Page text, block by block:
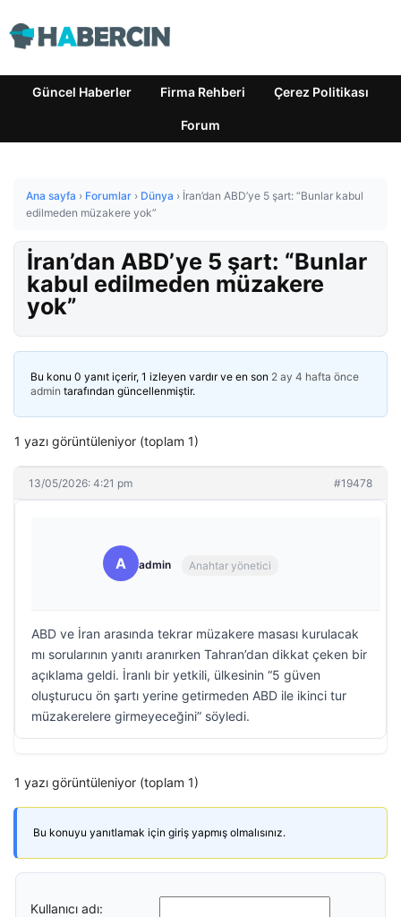
Güncel Haberler Firma Rehberi Çerez Politikası
Forum
Ana sayfa › Forumlar › Dünya › İran’dan ABD’ye 5 şart: “Bunlar kabul
edilmeden müzakere yok”
İran’dan ABD’ye 5 şart: “Bunlar
kabul edilmeden müzakere
yok”
Bu konu 0 yanıt içerir, 1 izleyen vardır ve en son 2 ay 4 hafta önce
admin tarafından güncellenmiştir.
1 yazı görüntüleniyor (toplam 1)
13/05/2026: 4:21 pm #19478
A admin Anahtar yönetici
ABD ve İran arasında tekrar müzakere masası kurulacak
mı sorularının yanıtı aranırken Tahran’dan dikkat çeken bir
açıklama geldi. İranlı bir yetkili, ülkesinin “5 güven
oluşturucu ön şartı yerine getirmeden ABD ile ikinci tur
müzakerelere girmeyeceğini” söyledi.
1 yazı görüntüleniyor (toplam 1)
Bu konuyu yanıtlamak için giriş yapmış olmalısınız.
Kullanıcı adı: